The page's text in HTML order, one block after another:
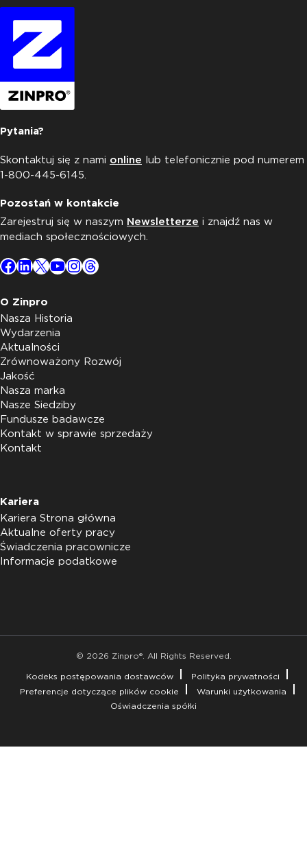
Pytania?
Skontaktuj się z nami online lub telefonicznie pod numerem
1-800-445-6145.
Pozostań w kontakcie
Zarejestruj się w naszym Newsletterze i znajdź nas w
mediach społecznościowych.
Facebook
LinkedIn
X YouTube
Instagram
Threads
O Zinpro
Nasza Historia
Wydarzenia
Aktualności
Zrównoważony Rozwój
Jakość
Nasza marka
Nasze Siedziby
Fundusze badawcze
Kontakt w sprawie sprzedaży
Kontakt
Kariera
Kariera Strona główna
Aktualne oferty pracy
Świadczenia pracownicze
Informacje podatkowe
© 2026 Zinpro®. All Rights Reserved.
Kodeks postępowania dostawców
Polityka prywatności
Preferencje dotyczące plików cookie
Warunki użytkowania
Oświadczenia spółki